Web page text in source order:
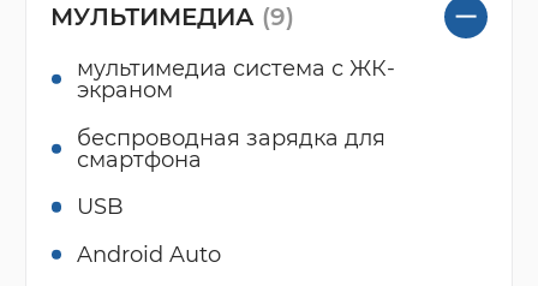
МУЛЬТИМЕДИА (9)
мультимедиа система с ЖК-
экраном
беспроводная зарядка для
смартфона
USB
Android Auto